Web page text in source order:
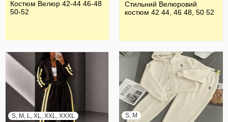
Костюм Велюр 42-44 46-48
50-52
Стильний Велюровий
костюм 42 44, 46 48, 50 52
S, M, L, XL, XXL, XXXL S, M